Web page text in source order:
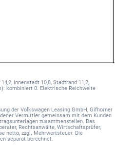
Innenstadt 10,8, Stadtrand 11,2,
kombiniert 0. Elektrische Reichweite
der Volkswagen Leasing GmbH, Gifhorner
Vermittler gemeinsam mit dem Kunden
zusammenstellen. Das
Rechtsanwälte, Wirtschaftsprüfer,
netto, zzgl. Mehrwertsteuer. Die
separat berechnet.